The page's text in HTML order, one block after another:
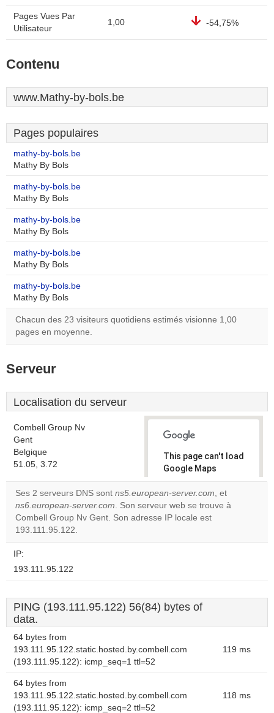
Pages Vues Par
Utilisateur
1,00 -54,75%
Contenu
www.Mathy-by-bols.be
Pages populaires
mathy-by-bols.be
Mathy By Bols
mathy-by-bols.be
Mathy By Bols
mathy-by-bols.be
Mathy By Bols
mathy-by-bols.be
Mathy By Bols
mathy-by-bols.be
Mathy By Bols
Chacun des 23 visiteurs quotidiens estimés visionne 1,00
pages en moyenne.
Serveur
Localisation du serveur
Combell Group Nv
Gent
Belgique
51.05, 3.72
This page can't load
Google Maps
correctly.
Do you
own this
Ses 2 serveurs DNS sont ns5.european-server.com, et
ns6.european-server.com. Son serveur web se trouve à
Combell Group Nv Gent. Son adresse IP locale est
193.111.95.122.
IP:
193.111.95.122
PING (193.111.95.122) 56(84) bytes of
data.
64 bytes from
193.111.95.122.static.hosted.by.combell.com
(193.111.95.122): icmp_seq=1 ttl=52
119 ms
64 bytes from
193.111.95.122.static.hosted.by.combell.com
(193.111.95.122): icmp_seq=2 ttl=52
118 ms